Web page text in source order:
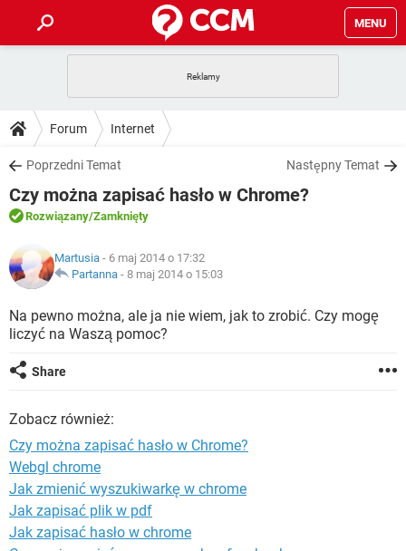
MENU
GRY
SPOTIFY
INSTAGRAM FACEBOOK
WINDOWS 10
PORADY
PlayStation
SPOTIFY
WINDOWS 10
DO POBRANIA
ANDROID TIKTOK
GRY
IOS
INSTAGRAM
WINDOWS 10
FORUM
GRY WHATSAPP
INSTAGRAM
WINDOWS 10
ARTYKUŁY
COVID-19
GRY WHATSAPP
INSTAGRAM
WINDOWS 10
Forum Internet
Poprzedni Temat Następny Temat
Czy można zapisać hasło w Chrome?
Rozwiązany/Zamknięty
Martusia - 6 maj 2014 o 17:32
Partanna - 8 maj 2014 o 15:03
Na pewno można, ale ja nie wiem, jak to zrobić. Czy mogę
liczyć na Waszą pomoc?
Share
Zobacz również:
Czy można zapisać hasło w Chrome?
Webgl chrome
Jak zmienić wyszukiwarkę w chrome
Jak zapisać plik w pdf
Jak zapisać hasło w chrome